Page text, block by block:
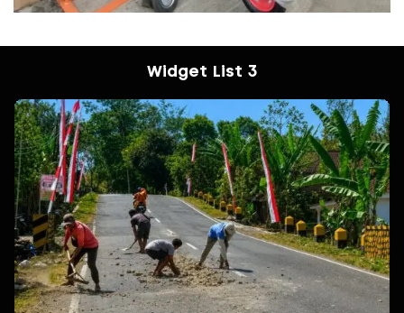
Widget List 3